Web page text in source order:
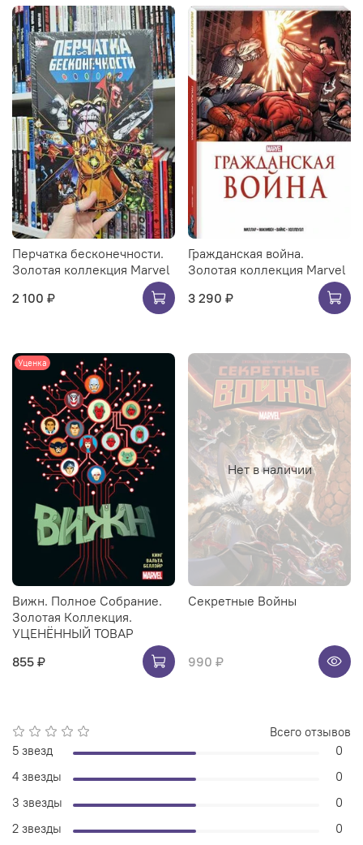
Перчатка бесконечности.
Золотая коллекция Marvel
2 100 ₽
Гражданская война.
Золотая коллекция Marvel
3 290 ₽
Уценка
Вижн. Полное Собрание.
Золотая Коллекция.
УЦЕНЁННЫЙ ТОВАР
855 ₽
Нет в наличии
Секретные Войны
990 ₽
Всего отзывов
5 звезд
0
4 звезды
0
3 звезды
0
2 звезды
0